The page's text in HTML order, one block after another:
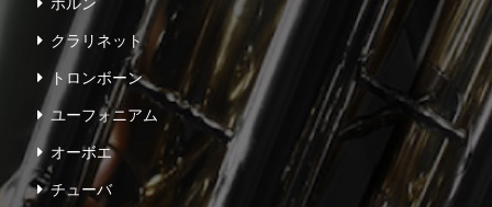
ホルン
クラリネット
トロンボーン
ユーフォニアム
オーボエ
チューバ